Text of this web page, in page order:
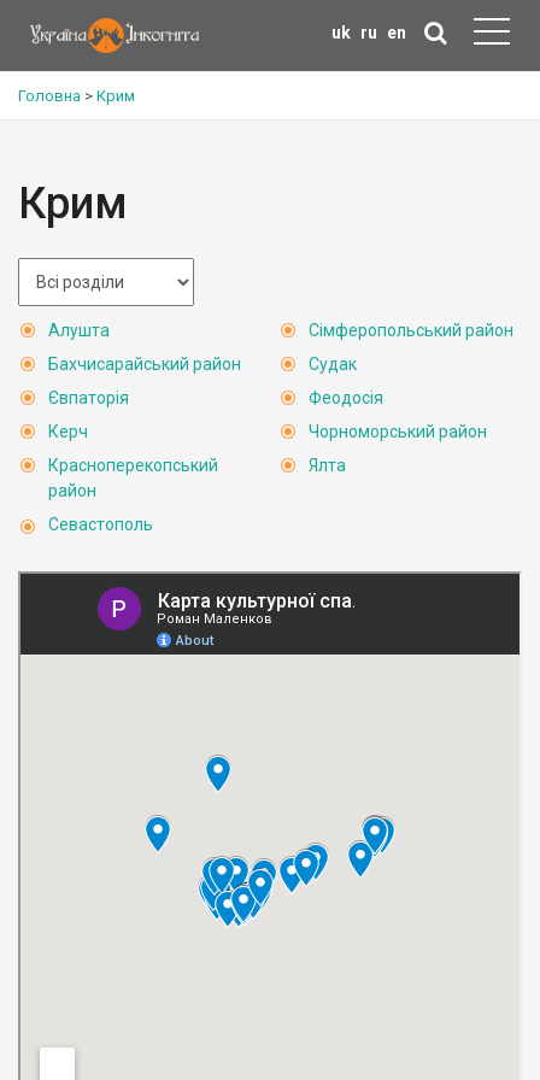
uk ru en
Головна > Крим
Крим
Алушта
Бахчисарайський район
Євпаторія
Керч
Красноперекопський
район
Севастополь
Сімферопольський район
Судак
Феодосія
Чорноморський район
Ялта